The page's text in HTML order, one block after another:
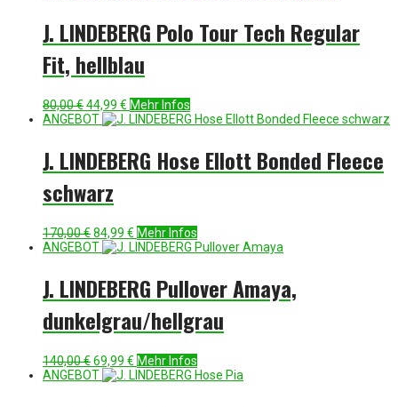
J. LINDEBERG Polo Tour Tech Regular
Fit, hellblau
80,00€Ursprünglicher
Preis
44,99 € Aktueller
Preis
Mehr Infos
ANGEBOT
J. LINDEBERG Hose Ellott Bonded Fleece
schwarz
170,00€Ursprünglicher
Preis
84,99 € Aktueller
Preis
Mehr Infos
ANGEBOT
J. LINDEBERG Pullover Amaya,
dunkelgrau/hellgrau
140,00€Ursprünglicher
Preis
69,99 € Aktueller
Preis
Mehr Infos
ANGEBOT